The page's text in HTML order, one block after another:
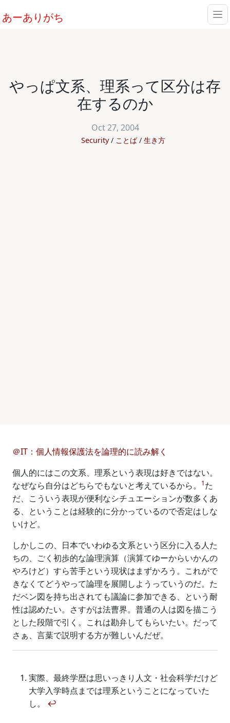
あーありがち
やっぱ文系、理系って区分は存
在するのか
Oct 27, 2004
Security ことば 生き方
＠IT：個人情報保護法を論理的に読み解く
個人的にはこの文系、理系という表現は好きではない。
なぜなら自分はどちらでもないと考えているから。
1た
だ、こういう表現が便利なシチュエーションが数多くあ
る、ということは経験的に分かっているので否定はしな
いけど。
しかしこの、日本でいわゆる文系という区分に入る人た
ちの、ごく初歩的な論理演算（演算てゆーからいかんの
やろけど）すら苦手という現状はまずかろう。これがで
きなくてどうやって論理を展開しようっていうのだ。た
だベン図を持ち出されても議論に参加できる、という耐
性は認めたい。さすがは法曹界。普通の人は図を描こう
とした段階で引く。これは勘弁してもらいたい。だって
さぁ、言葉で説明する方が難しいんだぜ。
実際、最終学歴は思いっきり人文・社会科学だけど
大学入学時点までは理系ということになっていた
し。 ↩